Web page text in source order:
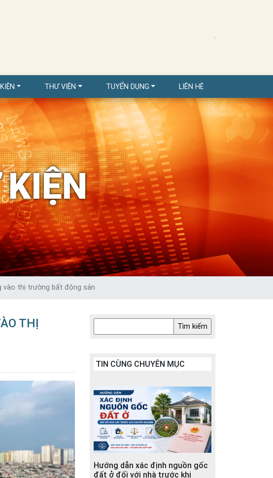
THƯ VIỆN TUYỂN DỤNG LIÊN HỆ
vào thị trường bất động sản
THỊ
TIN CÙNG CHUYÊN MỤC
Hướng dẫn xác định nguồn gốc
đất ở đối với nhà trước khi